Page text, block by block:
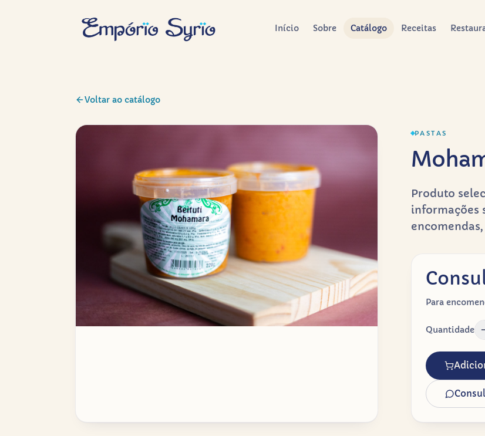
Início Sobre Catálogo Receitas
Voltar ao catálogo
PASTAS
Produto
informações
Para
Quantidade